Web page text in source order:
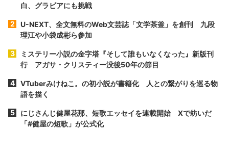
白、グラビアにも挑戦
U-NEXT、全文無料のWeb文芸誌「文学茶釜」を創刊 九段
理江や小袋成彬ら参加
ミステリー小説の金字塔『そして誰もいなくなった』新版刊
行 アガサ・クリスティー没後50年の節目
VTuberみけねこ。の初小説が書籍化 人との繋がりを巡る物
語を描く
にじさんじ健屋花那、短歌エッセイを連載開始 Xで紡いだ
「#健屋の短歌」が公式化